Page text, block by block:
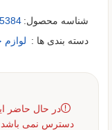
شناسه محصول:
دسته بندی ها : لوازم
در حال حاضر
دسترس نمی باشد.